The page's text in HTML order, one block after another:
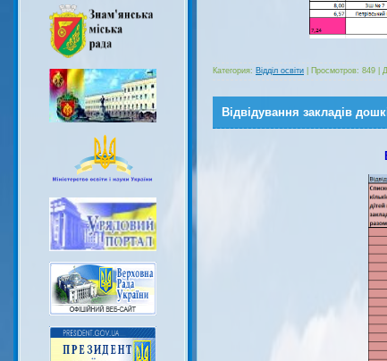
Категория: Відділ освіти Просмотров: 849
Відвідування закладів